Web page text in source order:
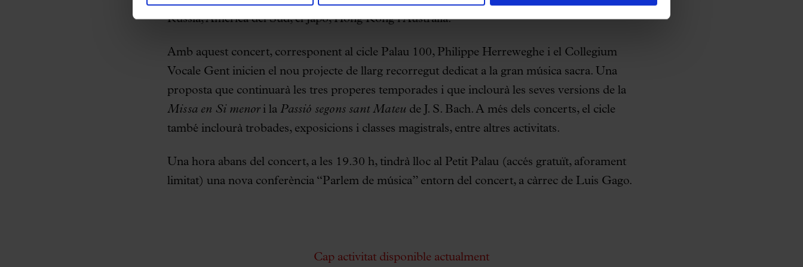
Rússia, Amèrica del Sud, el Japó, Hong Kong i Austràlia.
Amb aquest concert, corresponent al cicle Palau 100, Philippe Herreweghe i el Collegium
Vocale Gent inicien el nou projecte de llarg recorregut dedicat a la gran música sacra. Una
proposta que continuarà les tres properes temporades i que inclourà les seves versions de la
Missa en Si menori laPassió segons sant Mateu de J. S. Bach. A més dels concerts, el cicle
també inclourà trobades, exposicions i classes magistrals, entre altres activitats.
Una hora abans del concert, a les 19.30 h, tindrà lloc al Petit Palau (accés gratuït, aforament
limitat) una nova conferència “Parlem de música” entorn del concert, a càrrec de Luis Gago.
Cap activitat disponible actualment